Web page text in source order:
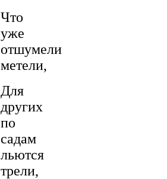
Что
уже
отшумели
метели,
Для
других
по
садам
льются
трели,